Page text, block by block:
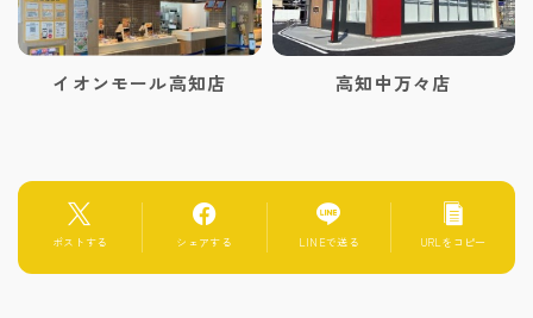
イオンモール高知店 高知中万々店
ポストする シェアする LINEで送る URLをコピー